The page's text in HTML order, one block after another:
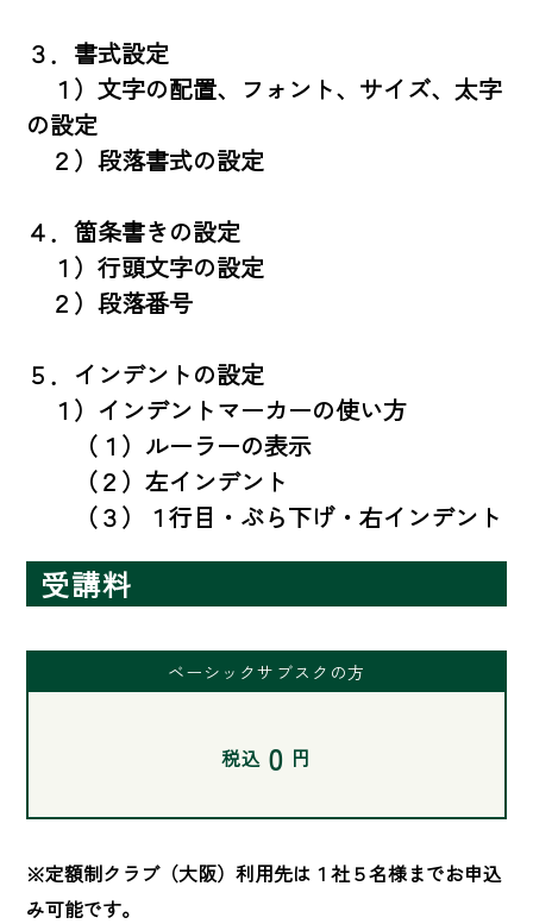
３．書式設定
１）文字の配置、フォント、サイズ、太字
の設定
２）段落書式の設定
４．箇条書きの設定
１）行頭文字の設定
２）段落番号
５．インデントの設定
１）インデントマーカーの使い方
（１）ルーラーの表示
（２）左インデント
（３）１行目・ぶら下げ・右インデント
受講料
ベーシックサブスクの方
税込 0 円
※定額制クラブ（大阪）利用先は１社５名様までお申込
み可能です。